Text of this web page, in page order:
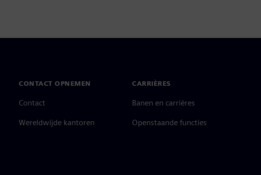
CONTACT OPNEMEN
Contact
Wereldwijde kantoren
CARRIÈRES
Banen en carrières
Openstaande functies